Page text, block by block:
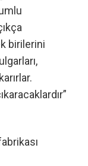
birilerini